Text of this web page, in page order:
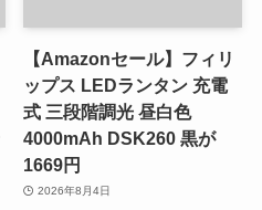
【Amazonセール】フィリ
ップス LEDランタン 充電
式 三段階調光 昼白色
4000mAh DSK260 黒が
1669円
2026年8月4日